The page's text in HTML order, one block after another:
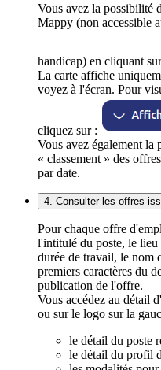
Vous avez la possibilité
Mappy (non accessible
handicap) en cliquant
La carte affiche
voyez à l'écran. Pour
cliquez sur :
Vous avez également la
« classement » des
par date.
4. Consulter les offres
Pour chaque offre
l'intitulé du poste, le lieu
durée de travail, le nom
premiers caractères du
publication de l'offre.
Vous accédez au détail
ou sur le logo sur la
le détail du poste
le détail du profil